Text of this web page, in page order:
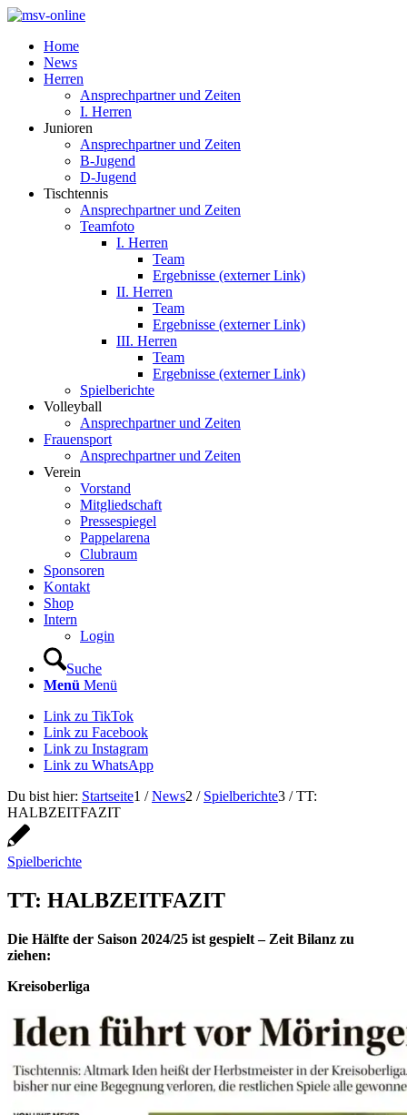
Home
News
Herren
Ansprechpartner und Zeiten
I. Herren
Junioren
Ansprechpartner und Zeiten
B-Jugend
D-Jugend
Tischtennis
Ansprechpartner und Zeiten
Teamfoto
I. Herren
Team
Ergebnisse (externer Link)
II. Herren
Team
Ergebnisse (externer Link)
III. Herren
Team
Ergebnisse (externer Link)
Spielberichte
Volleyball
Ansprechpartner und Zeiten
Frauensport
Ansprechpartner und Zeiten
Verein
Vorstand
Mitgliedschaft
Pressespiegel
Pappelarena
Clubraum
Sponsoren
Kontakt
Shop
Intern
Login
Suche
Menü Menü
Link zu TikTok
Link zu Facebook
Link zu Instagram
Link zu WhatsApp
Du bist hier: Startseite1 / News2 / Spielberichte3 / TT:
HALBZEITFAZIT
Spielberichte
TT: HALBZEITFAZIT
Die Hälfte der Saison 2024/25 ist gespielt – Zeit Bilanz zu
ziehen:
Kreisoberliga